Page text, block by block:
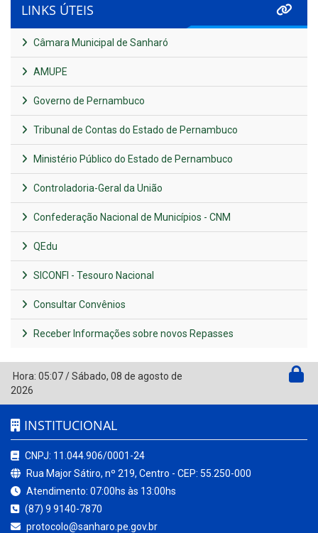
LINKS ÚTEIS
Câmara Municipal de Sanharó
AMUPE
Governo de Pernambuco
Tribunal de Contas do Estado de Pernambuco
Ministério Público do Estado de Pernambuco
Controladoria-Geral da União
Confederação Nacional de Municípios - CNM
QEdu
SICONFI - Tesouro Nacional
Consultar Convênios
Receber Informações sobre novos Repasses
Hora: 05:07/Sábado, 08 de agosto de
2026
INSTITUCIONAL
CNPJ: 11.044.906/0001-24
Rua Major Sátiro, nº 219, Centro - CEP: 55.250-000
Atendimento: 07:00hs às 13:00hs
(87) 9 9140-7870
protocolo@sanharo.pe.gov.br